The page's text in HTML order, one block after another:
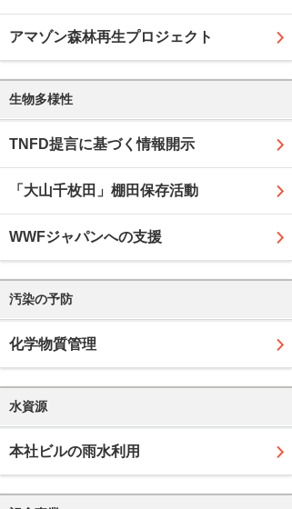
アマゾン森林再生プロジェクト
生物多様性
TNFD提言に基づく情報開示
「大山千枚田」棚田保存活動
WWFジャパンへの支援
汚染の予防
化学物質管理
水資源
本社ビルの雨水利用